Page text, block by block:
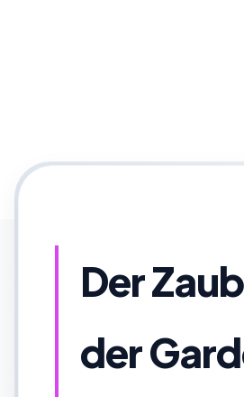
Der
der